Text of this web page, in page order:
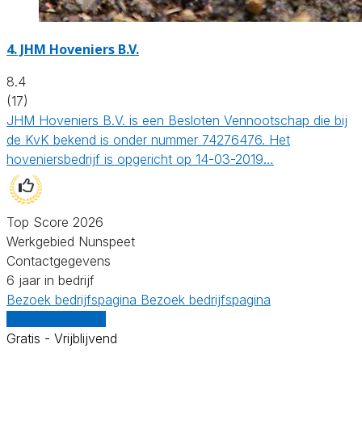
4. JHM Hoveniers B.V.
8.4
(17)
JHM Hoveniers B.V. is een Besloten Vennootschap die bij
de KvK bekend is onder nummer 74276476. Het
hoveniersbedrijf is opgericht op 14-03-2019…
Top Score 2026
Werkgebied Nunspeet
Contactgegevens
6 jaar in bedrijf
Bezoek bedrijfspagina Bezoek bedrijfspagina
Gratis - Vrijblijvend